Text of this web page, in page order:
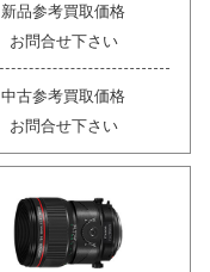
新品参考買取価格
お問合せ下さい
中古参考買取価格
お問合せ下さい